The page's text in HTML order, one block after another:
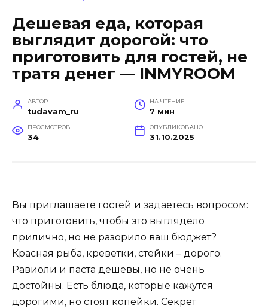
Дешевая еда, которая
выглядит дорогой: что
приготовить для гостей, не
тратя денег — INMYROOM
АВТОР
tudavam_ru
НА ЧТЕНИЕ
7 мин
ПРОСМОТРОВ
34
ОПУБЛИКОВАНО
31.10.2025
Вы приглашаете гостей и задаетесь вопросом:
что приготовить, чтобы это выглядело
прилично, но не разорило ваш бюджет?
Красная рыба, креветки, стейки – дорого.
Равиоли и паста дешевы, но не очень
достойны. Есть блюда, которые кажутся
дорогими, но стоят копейки. Секрет